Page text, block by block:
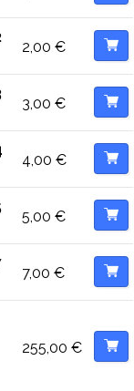
2,00 €
3,00 €
4,00 €
5,00 €
7,00 €
255,00 €